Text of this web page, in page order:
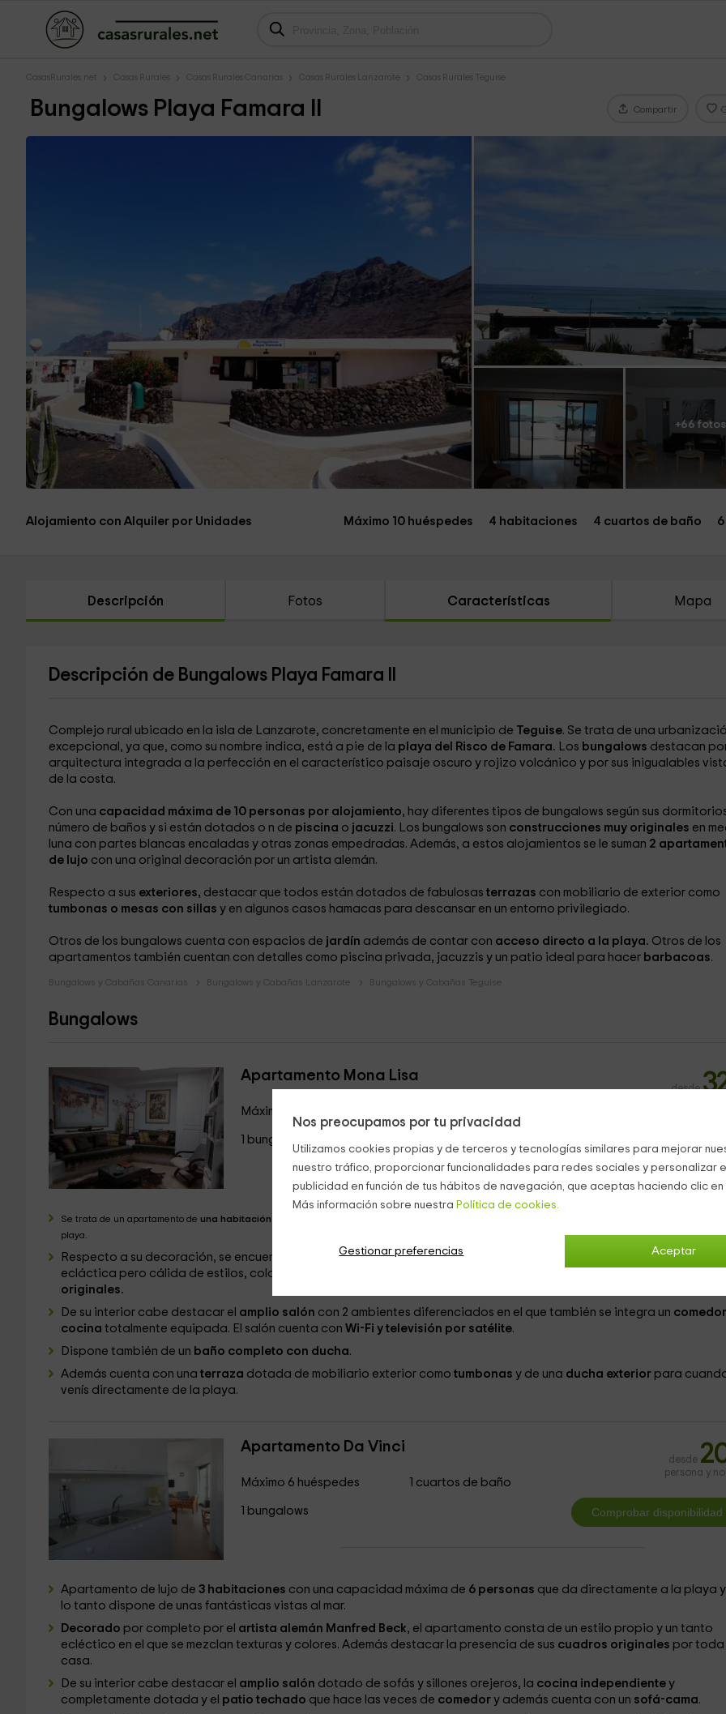
Nos preocupamos por tu privacidad
Utilizamos cookies propias y de terceros y tecnologías similares para mejorar
nuestro tráfico, proporcionar funcionalidades para redes sociales y personalizar
publicidad en función de tus hábitos de navegación, que aceptas haciendo clic
Más información sobre nuestra Política de cookies.
Aceptar
Gestionar preferencias
CasasRurales.net Casas Rurales Casas Rurales Canarias Casas Rurales Lanzarote Casas Rurales Teguise
Bungalows Playa Famara II Compartir
+66 fotos
Alojamiento con Alquiler por Unidades Máximo 10 huéspedes 4 habitaciones 4 cuartos de baño
Descripción Fotos Características Mapa
Descripción de Bungalows Playa Famara II
Complejo rural ubicado en la isla de Lanzarote, concretamente en el municipio de Teguise. Se trata de una
excepcional, ya que, como su nombre indica, está a pie de la playa del Risco de Famara. Los bungalows destacan
arquitectura integrada a la perfección en el característico paisaje oscuro y rojizo volcánico y por sus inigualables
de la costa.
Con una capacidad máxima de 10 personas por alojamiento, hay diferentes tipos de bungalows según sus
número de baños y si están dotados o n de piscina o jacuzzi. Los bungalows son construcciones muy originales en
luna con partes blancas encaladas y otras zonas empedradas. Además, a estos alojamientos se le suman 2
de lujo con una original decoración por un artista alemán.
Respecto a sus exteriores, destacar que todos están dotados de fabulosas terrazas con mobiliario de exterior como
tumbonas o mesas con sillas y en algunos casos hamacas para descansar en un entorno privilegiado.
Otros de los bungalows cuenta con espacios de jardín además de contar con acceso directo a la playa. Otros de los
apartamentos también cuentan con detalles como piscina privada, jacuzzis y un patio ideal para hacer barbacoas.
Bungalows y Cabañas Canarias Bungalows y Cabañas Lanzarote Bungalows y Cabañas Teguise
Bungalows
Apartamento Mona Lisa
Máximo 2 huéspedes
1 bungalows
desde
Se trata de un apartamento de una habitación
playa.
Respecto a su decoración, se encuentra completamentedecorado por el artista alemán Manfred Beck , con una
ecláctica pero cálida de estilos, colores y texturas. Las paredes se encuentran revestidas con
originales.
De su interior cabe destacar el amplio salón con 2 ambientes diferenciados en el que también se integra un
cocina totalmente equipada. El salón cuenta con Wi-Fi y televisión por satélite.
Dispone también de un baño completo con ducha.
Además cuenta con una terraza dotada de mobiliario exterior como tumbonas y de una ducha exteriorpara
venís directamente de la playa.
Apartamento Da Vinci
Máximo 6 huéspedes
1 bungalows
1 cuartos de baño
desde
persona y
Apartamento de lujo de 3 habitaciones con una capacidad máxima de 6 personas que da directamente a la playa
lo tanto dispone de unas fantásticas vistas al mar.
Decorado por completo por el artista alemán Manfred Beck, el apartamento consta de un estilo propio y un tanto
ecléctico en el que se mezclan texturas y colores. Además destacar la presencia de sus cuadros originales por toda
casa.
De su interior cabe destacar el amplio salón dotado de sofás y sillones orejeros, la cocina independientey
completamente dotada y el patio techado que hace las veces de comedory además cuenta con un sofá-cama.